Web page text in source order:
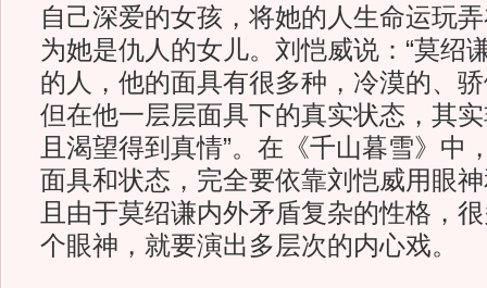
自己深爱的女孩，将她的人生命运玩
为她是仇人的女儿。刘恺威说：“莫绍
的人，他的面具有很多种，冷漠的、
但在他一层层面具下的真实状态，其
且渴望得到真情”。在《千山暮雪》中
面具和状态，完全要依靠刘恺威用眼
且由于莫绍谦内外矛盾复杂的性格，
个眼神，就要演出多层次的内心戏。